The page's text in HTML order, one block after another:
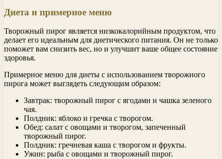
Диета и примерное меню
Творожный пирог является низкокалорийным продуктом, что
делает его идеальным для диетического питания. Он не только
поможет вам снизить вес, но и улучшит ваше общее состояние
здоровья.
Примерное меню для диеты с использованием творожного
пирога может выглядеть следующим образом:
Завтрак: творожный пирог с ягодами и чашка зеленого
чая.
Полдник: яблоко и гречка с творогом.
Обед: салат с овощами и творогом, запеченный
творожный пирог.
Полдник: гречневая каша с творогом и фрукты.
Ужин: рыба с овощами и творожный пирог.